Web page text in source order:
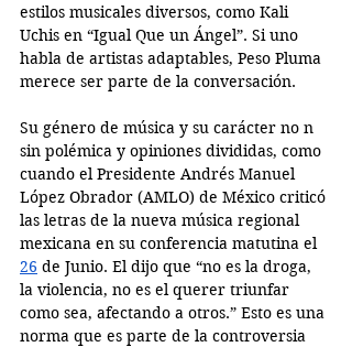
estilos musicales diversos, como Kali
Uchis en “Igual Que un Ángel”. Si uno
habla de artistas adaptables, Peso Pluma
merece ser parte de la conversación.
Su género de música y su carácter no n
sin polémica y opiniones divididas, como
cuando el Presidente Andrés Manuel
López Obrador (AMLO) de México criticó
las letras de la nueva música regional
mexicana en su conferencia matutina el
26 de Junio. El dijo que “no es la droga,
la violencia, no es el querer triunfar
como sea, afectando a otros.” Esto es una
norma que es parte de la controversia